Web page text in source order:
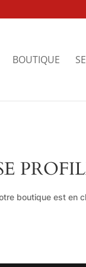
BOUTIQUE
boutique est en